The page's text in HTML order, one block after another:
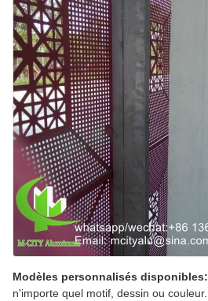
Modèles personnalisés disponibles:
n'importe quel motif, dessin ou couleur.